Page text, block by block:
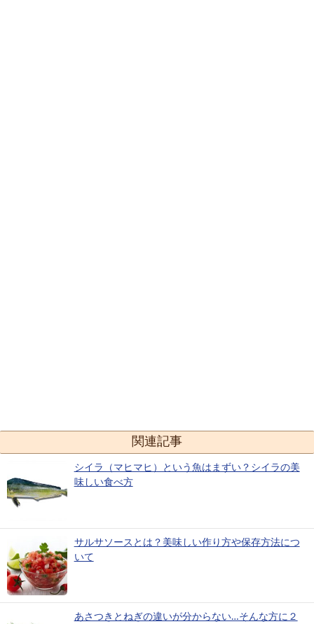
関連記事
シイラ（マヒマヒ）という魚はまずい？シイラの美
味しい食べ方
サルサソースとは？美味しい作り方や保存方法につ
いて
あさつきとねぎの違いが分からない…そんな方に２